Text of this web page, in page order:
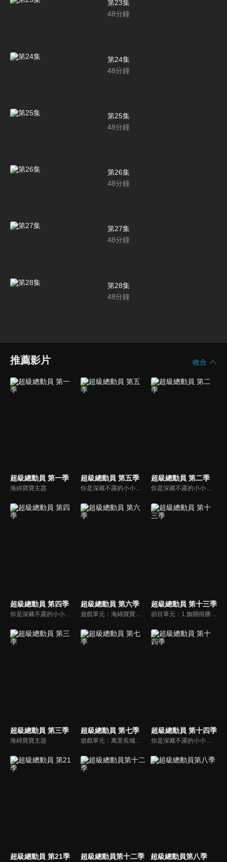
第23集
48分鐘
第24集
48分鐘
第25集
48分鐘
第26集
48分鐘
第27集
48分鐘
第28集
48分鐘
推薦影片 收合
超級總動員 第一季
海綿寶寶主題
超級總動員 第五季
你是深藏不露的小小才藝達人嗎？還是厲害的超級遊戲王，節目中哥哥姐姐要帶著小朋友們闖關拿獎金，快快一起來挑戰吧!!
超級總動員 第二季
你是深藏不露的小小才藝達人嗎？還是厲害的超級遊戲王，節目中哥哥姐姐要帶著小朋友們闖關拿獎金，快快一起來挑戰吧!!
超級總動員 第四季
你是深藏不露的小小才藝達人嗎？還是厲害的超級遊戲王，節目中哥哥姐姐要帶著小朋友們闖關拿獎金，快快一起來挑戰吧!!
超級總動員 第六季
遊戲單元：海綿寶寶特別企劃－超級海綿拳、超級密碼、超級黃金眼、超級海綿手、超級劇場、拼圖爭霸。節目中哥哥姐姐要帶著小朋友們闖關拿獎金，快快一起來挑戰吧!!
超級總動員 第十三季
節目單元：1.旗開得勝2.0。2.九九乘法表。3.偶像健康操。4. 超級工夫拳。5.合作無間。你是深藏不露的小小才藝達人嗎？還是厲害的超級遊戲王，節目中哥哥姐姐要帶著小朋友們闖關拿獎金，快快一起來挑戰吧!!
超級總動員 第三季
海綿寶寶主題
超級總動員 第七季 超級總動員 第十四季
你是深藏不露的小小才藝達人嗎？還是厲害的超級遊戲王，節目中哥哥姐姐要帶著小朋友們闖關拿獎金，快快一起來挑戰吧!!
超級總動員 第21季 超級總動員第十二季 超級總動員第八季